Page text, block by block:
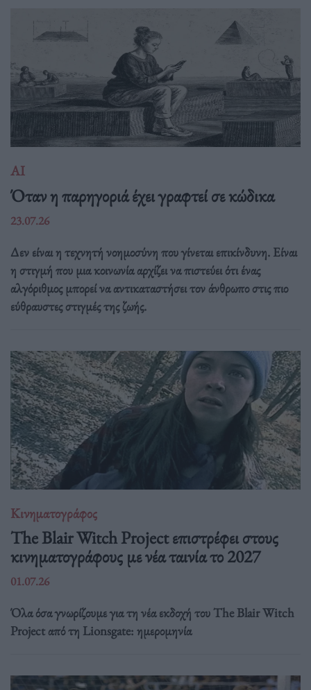
ΑΙ
Όταν η παρηγοριά έχει γραφτεί σε κώδικα
23.07.26
Δεν είναι η τεχνητή νοημοσύνη που γίνεται επικίνδυνη. Είναι
η στιγμή που μια κοινωνία αρχίζει να πιστεύει ότι ένας
αλγόριθμος μπορεί να αντικαταστήσει τον άνθρωπο στις πιο
εύθραυστες στιγμές της ζωής.
Κινηματογράφος
The Blair Witch Project επιστρέφει στους
κινηματογράφους με νέα ταινία το 2027
01.07.26
Όλα όσα γνωρίζουμε για τη νέα εκδοχή του The Blair Witch
Project από τη Lionsgate: ημερομηνία